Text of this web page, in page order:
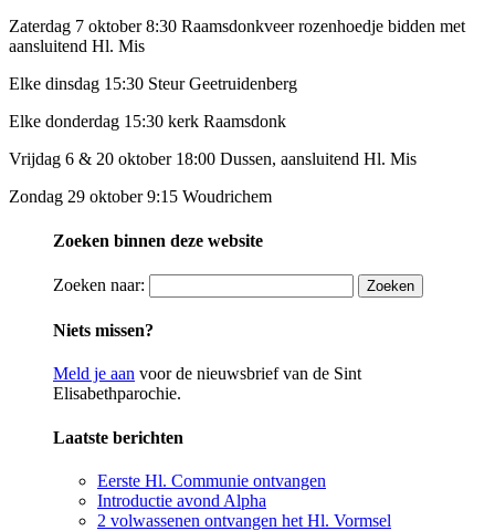
Zaterdag 7 oktober 8:30 Raamsdonkveer rozenhoedje bidden met
aansluitend Hl. Mis
Elke dinsdag 15:30 Steur Geetruidenberg
Elke donderdag 15:30 kerk Raamsdonk
Vrijdag 6 & 20 oktober 18:00 Dussen, aansluitend Hl. Mis
Zondag 29 oktober 9:15 Woudrichem
Zoeken binnen deze website
Zoeken naar:
Niets missen?
Meld je aan voor de nieuwsbrief van de Sint
Elisabethparochie.
Laatste berichten
Eerste Hl. Communie ontvangen
Introductie avond Alpha
2 volwassenen ontvangen het Hl. Vormsel